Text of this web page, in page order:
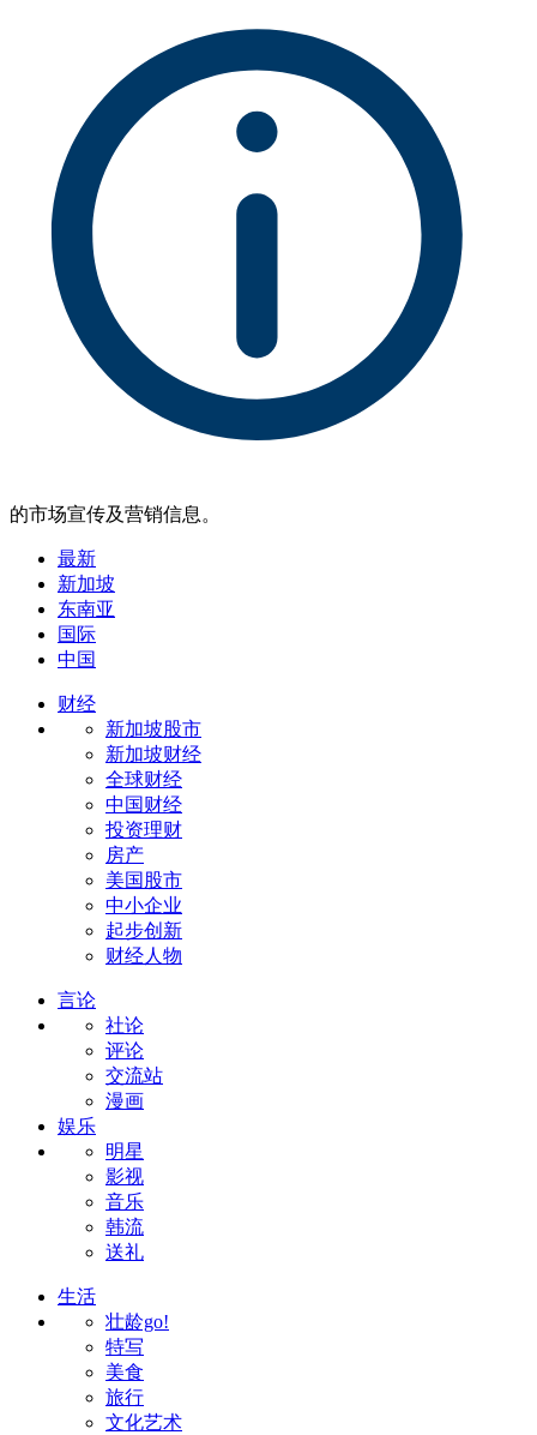
的市场宣传及营销信息。
最新
新加坡
东南亚
国际
中国
财经
新加坡股市
新加坡财经
全球财经
中国财经
投资理财
房产
美国股市
中小企业
起步创新
财经人物
言论
社论
评论
交流站
漫画
娱乐
明星
影视
音乐
韩流
送礼
生活
壮龄go!
特写
美食
旅行
文化艺术